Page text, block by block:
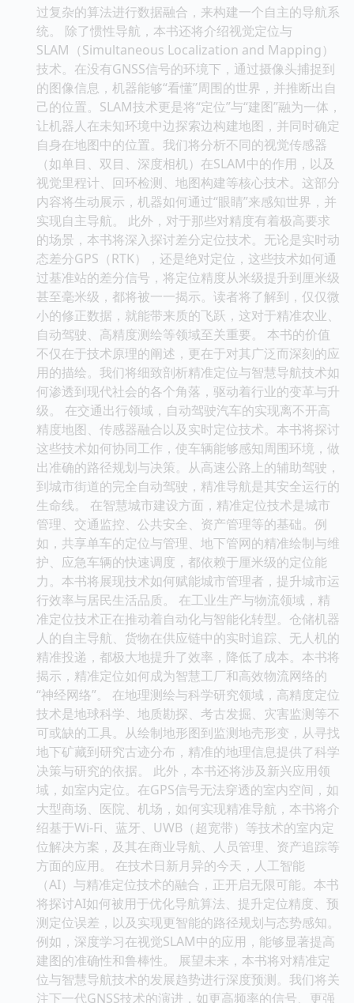
过复杂的算法进行数据融合，来构建一个自主的导航系
统。 除了惯性导航，本书还将介绍视觉定位与
SLAM（Simultaneous Localization and Mapping）
技术。在没有GNSS信号的环境下，通过摄像头捕捉到
的图像信息，机器能够“看懂”周围的世界，并推断出自
己的位置。SLAM技术更是将“定位”与“建图”融为一体，
让机器人在未知环境中边探索边构建地图，并同时确定
自身在地图中的位置。我们将分析不同的视觉传感器
（如单目、双目、深度相机）在SLAM中的作用，以及
视觉里程计、回环检测、地图构建等核心技术。这部分
内容将生动展示，机器如何通过“眼睛”来感知世界，并
实现自主导航。 此外，对于那些对精度有着极高要求
的场景，本书将深入探讨差分定位技术。无论是实时动
态差分GPS（RTK），还是绝对定位，这些技术如何通
过基准站的差分信号，将定位精度从米级提升到厘米级
甚至毫米级，都将被一一揭示。读者将了解到，仅仅微
小的修正数据，就能带来质的飞跃，这对于精准农业、
自动驾驶、高精度测绘等领域至关重要。 本书的价值
不仅在于技术原理的阐述，更在于对其广泛而深刻的应
用的描绘。我们将细致剖析精准定位与智慧导航技术如
何渗透到现代社会的各个角落，驱动着行业的变革与升
级。 在交通出行领域，自动驾驶汽车的实现离不开高
精度地图、传感器融合以及实时定位技术。本书将探讨
这些技术如何协同工作，使车辆能够感知周围环境，做
出准确的路径规划与决策。从高速公路上的辅助驾驶，
到城市街道的完全自动驾驶，精准导航是其安全运行的
生命线。 在智慧城市建设方面，精准定位技术是城市
管理、交通监控、公共安全、资产管理等的基础。例
如，共享单车的定位与管理、地下管网的精准绘制与维
护、应急车辆的快速调度，都依赖于厘米级的定位能
力。本书将展现技术如何赋能城市管理者，提升城市运
行效率与居民生活品质。 在工业生产与物流领域，精
准定位技术正在推动着自动化与智能化转型。仓储机器
人的自主导航、货物在供应链中的实时追踪、无人机的
精准投递，都极大地提升了效率，降低了成本。本书将
揭示，精准定位如何成为智慧工厂和高效物流网络的
“神经网络”。 在地理测绘与科学研究领域，高精度定位
技术是地球科学、地质勘探、考古发掘、灾害监测等不
可或缺的工具。从绘制地形图到监测地壳形变，从寻找
地下矿藏到研究古迹分布，精准的地理信息提供了科学
决策与研究的依据。 此外，本书还将涉及新兴应用领
域，如室内定位。在GPS信号无法穿透的室内空间，如
大型商场、医院、机场，如何实现精准导航，本书将介
绍基于Wi-Fi、蓝牙、UWB（超宽带）等技术的室内定
位解决方案，及其在商业导航、人员管理、资产追踪等
方面的应用。 在技术日新月异的今天，人工智能
（AI）与精准定位技术的融合，正开启无限可能。本书
将探讨AI如何被用于优化导航算法、提升定位精度、预
测定位误差，以及实现更智能的路径规划与态势感知。
例如，深度学习在视觉SLAM中的应用，能够显著提高
建图的准确性和鲁棒性。 展望未来，本书将对精准定
位与智慧导航技术的发展趋势进行深度预测。我们将关
注下一代GNSS技术的演进，如更高频率的信号、更强